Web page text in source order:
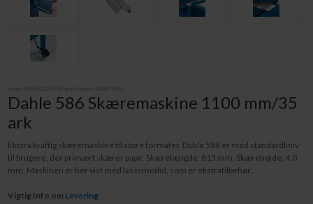
Dahle 586 Skæremaskine 1100 mm/35
ark
Ekstra kraftig skæremaskine til store formater. Dahle 586 er med standardkniv
til brugere, der primært skærer papir. Skærelængde: 815 mm. Skærehøjde: 4,0
mm. Maskinen er her vist med lasermodul, som er ekstratilbehør.
Vigtig Info om Levering